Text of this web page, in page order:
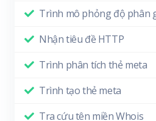
Trình mô phỏng độ phân
Nhận tiêu đề HTTP
Trình phân tích thẻ meta
Trình tạo thẻ meta
Tra cứu tên miền Whois